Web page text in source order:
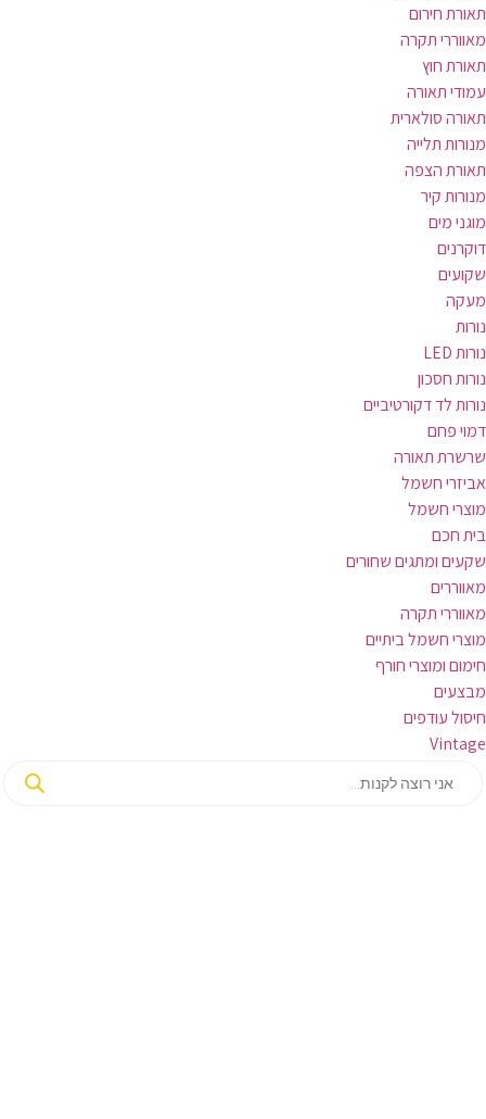
תאורת חירום
מאווררי תקרה
תאורת חוץ
עמודי תאורה
תאורה סולארית
מנורות תלייה
תאורת הצפה
מנורות קיר
מוגני מים
דוקרנים
שקועים
מעקה
נורות
נורות LED
נורות חסכון
נורות לד דקורטיביים
דמוי פחם
שרשרת תאורה
אביזרי חשמל
מוצרי חשמל
בית חכם
שקעים ומתגים שחורים
מאווררים
מאווררי תקרה
מוצרי חשמל ביתיים
חימום ומוצרי חורף
מבצעים
חיסול עודפים
Vintage
search